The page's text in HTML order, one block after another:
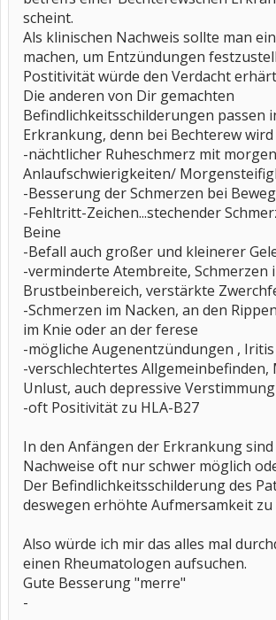
scheint.
Als klinischen Nachweis sollte man
machen, um Entzündungen
Postitivität würde den Verdacht
Die anderen von Dir gemachten
Befindlichkeitsschilderungen passen
Erkrankung, denn bei Bechterew
-nächtlicher Ruheschmerz mit
Anlaufschwierigkeiten/
-Besserung der Schmerzen bei
-Fehltritt-Zeichen...stechender
Beine
-Befall auch großer und kleinerer
-verminderte Atembreite, Schmerzen
Brustbeinbereich, verstärkte
-Schmerzen im Nacken, an den
im Knie oder an der ferese
-mögliche Augenentzündungen , Iritis
-verschlechtertes
Unlust, auch depressive Verstimmung
-oft Positivität zu HLA-B27
In den Anfängen der Erkrankung
Nachweise oft nur schwer möglich
Der Befindlichkeitsschilderung des
deswegen erhöhte Aufmersamkeit zu
Also würde ich mir das alles mal
einen Rheumatologen aufsuchen.
Gute Besserung "merre"
-